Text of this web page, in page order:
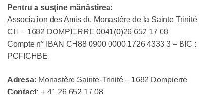
Pentru a susţine mănăstirea:
Association des Amis du Monastère de la Sainte Trinité
CH – 1682 DOMPIERRE 0041(0)26 652 17 08
Compte n° IBAN CH88 0900 0000 1726 4333 3 – BIC :
POFICHBE
Adresa: Monastère Sainte-Trinité – 1682 Dompierre
Contact: + 41 26 652 17 08